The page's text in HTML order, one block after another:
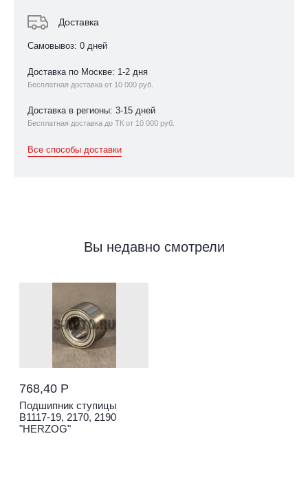
Доставка
Самовывоз: 0 дней
Доставка по Москве: 1-2 дня
Бесплатная доставка от 10 000 руб.
Доставка в регионы: 3-15 дней
Бесплатная доставка до ТК от 10 000 руб.
Все способы доставки
Вы недавно смотрели
768,40 Р
Подшипник ступицы
В1117-19, 2170, 2190
"HERZOG"